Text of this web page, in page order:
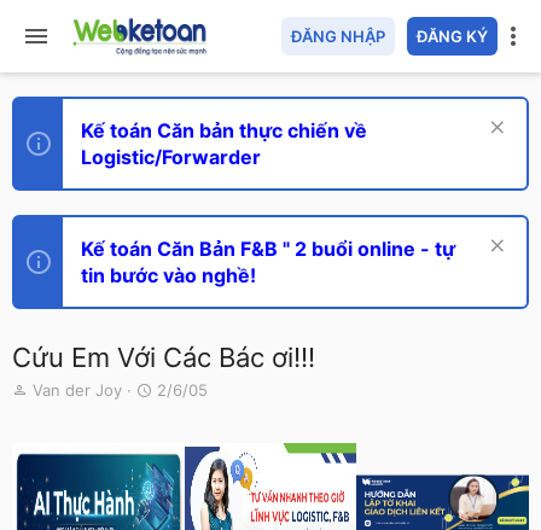
ĐĂNG NHẬP ĐĂNG KÝ
Kế toán Căn bản thực chiến về
Logistic/Forwarder
Kế toán Căn Bản F&B " 2 buổi online - tự
tin bước vào nghề!
Cứu Em Với Các Bác ơi!!!
T
e
a
d
s
Van der Joy
N
y
g
ử
i
2/6/05